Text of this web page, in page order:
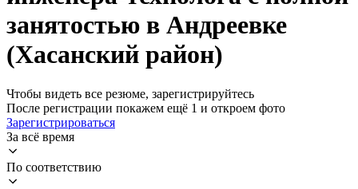
занятостью в Андреевке
(Хасанский район)
Чтобы видеть все резюме, зарегистрируйтесь
После регистрации покажем ещё 1 и откроем фото
Зарегистрироваться
За всё время
По соответствию